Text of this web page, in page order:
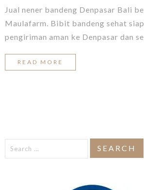
Jual nener bandeng Denpasar Bali
Maulafarm. Bibit bandeng sehat
pengiriman aman ke Denpasar dan
READ MORE
Search
for: